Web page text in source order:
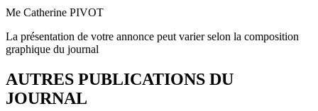
Me Catherine PIVOT
La présentation de votre annonce peut varier selon la composition
graphique du journal
AUTRES PUBLICATIONS DU
JOURNAL